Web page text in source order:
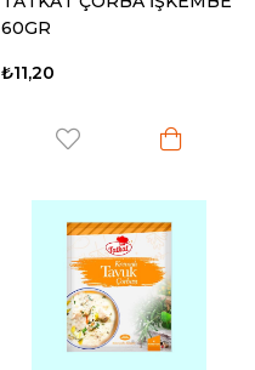
60GR
₺11,20